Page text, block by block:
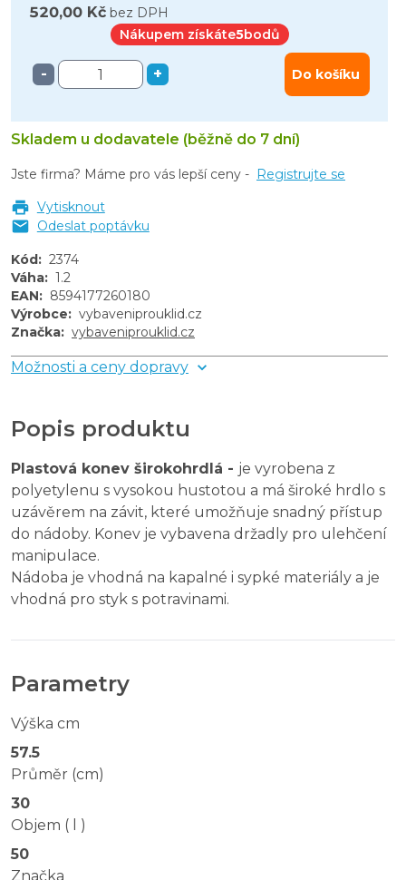
520,00 Kč bez DPH
Nákupem získáte5bodů
- + Do košíku
Skladem u dodavatele (běžně do 7 dní)
Jste firma? Máme pro vás lepší ceny - Registrujte se
Vytisknout
Odeslat poptávku
Kód: 2374
Váha: 1.2
EAN: 8594177260180
Výrobce: vybaveniprouklid.cz
Značka: vybaveniprouklid.cz
Možnosti a ceny dopravy
Popis produktu
Plastová konev širokohrdlá - je vyrobena z
polyetylenu s vysokou hustotou a má široké hrdlo s
uzávěrem na závit, které umožňuje snadný přístup
do nádoby. Konev je vybavena držadly pro ulehčení
manipulace.
Nádoba je vhodná na kapalné i sypké materiály a je
vhodná pro styk s potravinami.
Parametry
Výška cm
57.5
Průměr (cm)
30
Objem ( l )
50
Značka